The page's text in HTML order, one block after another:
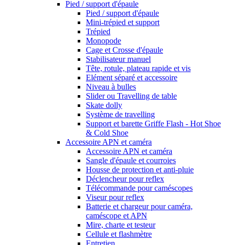
Pied / support d'épaule
Pied / support d'épaule
Mini-trépied et support
Trépied
Monopode
Cage et Crosse d'épaule
Stabilisateur manuel
Tête, rotule, plateau rapide et vis
Elément séparé et accessoire
Niveau à bulles
Slider ou Travelling de table
Skate dolly
Système de travelling
Support et barette Griffe Flash - Hot Shoe
& Cold Shoe
Accessoire APN et caméra
Accessoire APN et caméra
Sangle d'épaule et courroies
Housse de protection et anti-pluie
Déclencheur pour reflex
Télécommande pour caméscopes
Viseur pour reflex
Batterie et chargeur pour caméra,
caméscope et APN
Mire, charte et testeur
Cellule et flashmètre
Entretien